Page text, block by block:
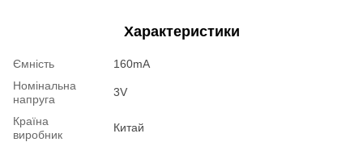
Характеристики
Ємність
160mA
Номінальна
напруга
3V
Країна
виробник
Китай